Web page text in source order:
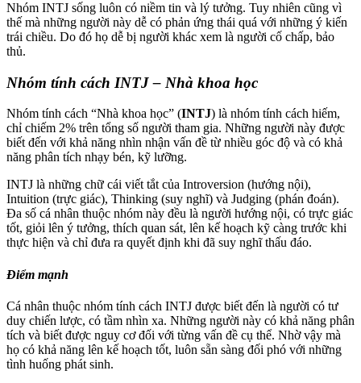
Nhóm INTJ sống luôn có niềm tin và lý tưởng. Tuy nhiên cũng vì
thế mà những người này dễ có phản ứng thái quá với những ý kiến
trái chiều. Do đó họ dễ bị người khác xem là người cố chấp, bảo
thủ.
Nhóm tính cách INTJ – Nhà khoa học
Nhóm tính cách “Nhà khoa học” (INTJ) là nhóm tính cách hiếm,
chỉ chiếm 2% trên tổng số người tham gia. Những người này được
biết đến với khả năng nhìn nhận vấn đề từ nhiều góc độ và có khả
năng phân tích nhạy bén, kỹ lưỡng.
INTJ là những chữ cái viết tắt của Introversion (hướng nội),
Intuition (trực giác), Thinking (suy nghĩ) và Judging (phán đoán).
Đa số cá nhân thuộc nhóm này đều là người hướng nội, có trực giác
tốt, giỏi lên ý tưởng, thích quan sát, lên kế hoạch kỹ càng trước khi
thực hiện và chỉ đưa ra quyết định khi đã suy nghĩ thấu đáo.
Điểm mạnh
Cá nhân thuộc nhóm tính cách INTJ được biết đến là người có tư
duy chiến lược, có tầm nhìn xa. Những người này có khả năng phân
tích và biết được nguy cơ đối với từng vấn đề cụ thể. Nhờ vậy mà
họ có khả năng lên kế hoạch tốt, luôn sẵn sàng đối phó với những
tình huống phát sinh.